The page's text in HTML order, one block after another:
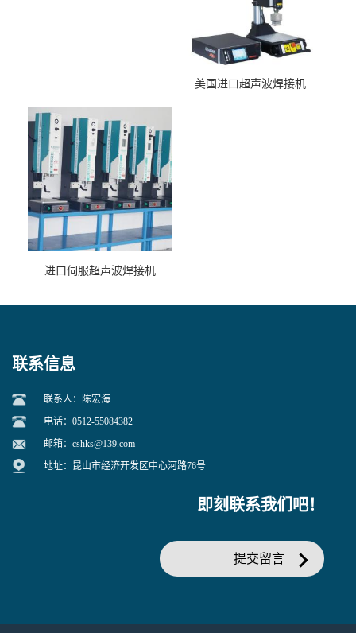
美国进口超声波焊接机
进口伺服超声波焊接机
联系信息
联系人：陈宏海
电话：0512-55084382
邮箱： cshks@139.com
地址：昆山市经济开发区中心河路76号
即刻联系我们吧！
提交留言